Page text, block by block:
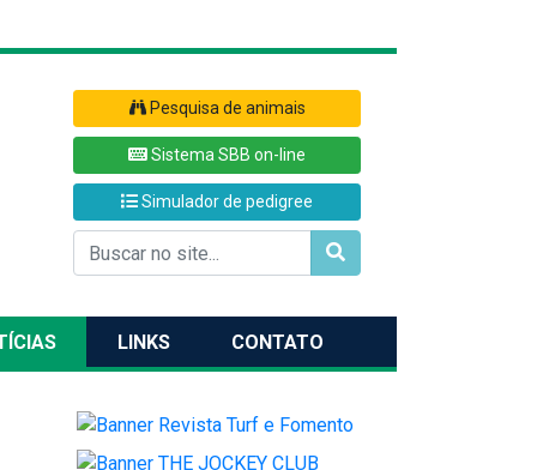
Pesquisa de animais
Sistema SBB on-line
Simulador de pedigree
LINKS CONTATO